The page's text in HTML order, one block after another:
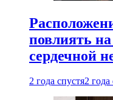
повлиять
сердечной
2 года спустя2 года